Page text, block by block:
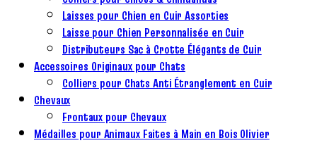
Laisses pour Chien en Cuir Assorties
Laisse pour Chien Personnalisée en Cuir
Distributeurs Sac à Crotte Élégants de Cuir
Accessoires Originaux pour Chats
Colliers pour Chats Anti Étranglement en Cuir
Chevaux
Frontaux pour Chevaux
Médailles pour Animaux Faites à Main en Bois Olivier